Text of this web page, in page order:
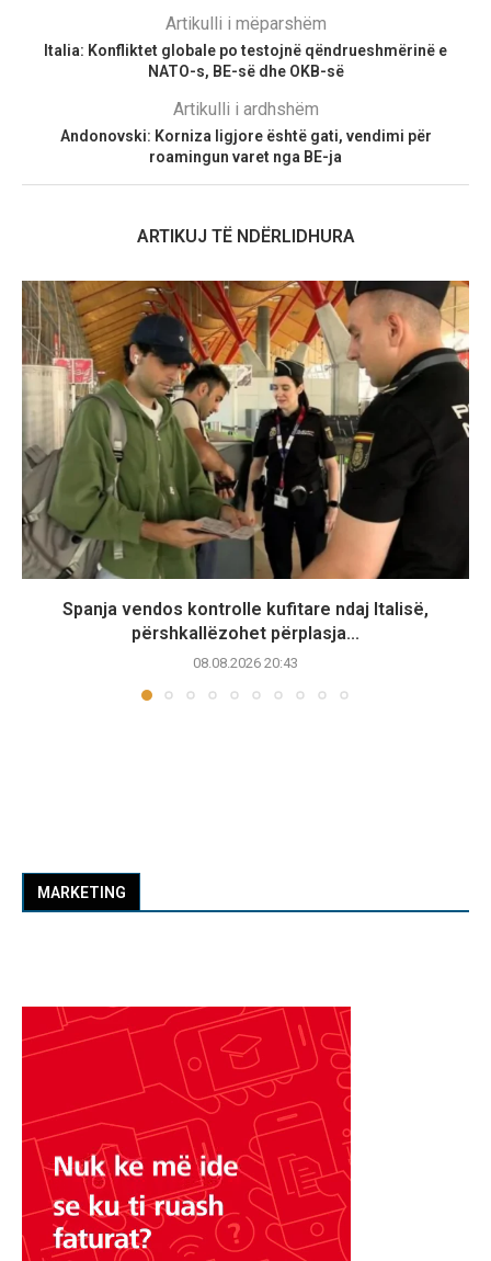
Artikulli i mëparshëm
Italia: Konfliktet globale po testojnë qëndrueshmërinë e
NATO-s, BE-së dhe OKB-së
Artikulli i ardhshëm
Andonovski: Korniza ligjore është gati, vendimi për
roamingun varet nga BE-ja
ARTIKUJ TË NDËRLIDHURA
Spanja vendos kontrolle kufitare ndaj Italisë,
përshkallëzohet përplasja...
08.08.2026 20:43
MARKETING